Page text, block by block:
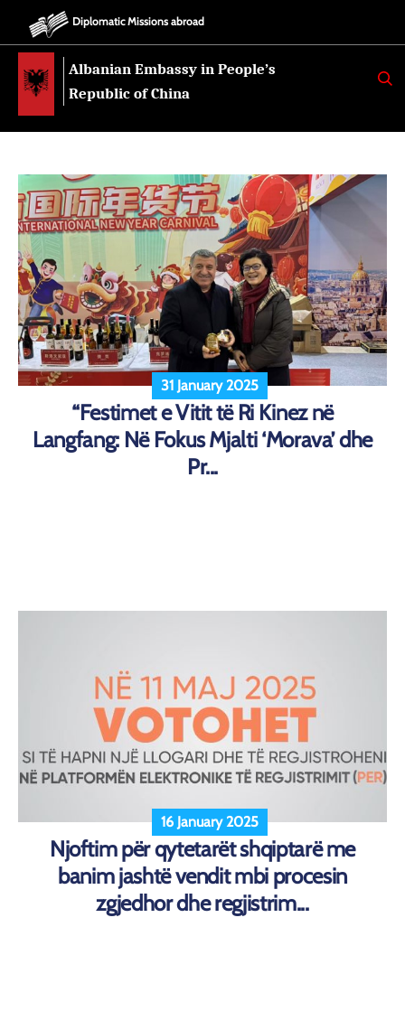
Diplomatic Missions abroad
Albanian Embassy in People’s
Republic of China
K
E
31 January 2025
“Festimet e Vitit të Ri Kinez në
Langfang: Në Fokus Mjalti ‘Morava’ dhe
Pr...
16 January 2025
Njoftim për qytetarët shqiptarë me
banim jashtë vendit mbi procesin
zgjedhor dhe regjistrim...